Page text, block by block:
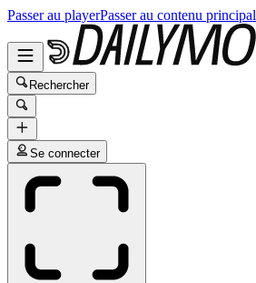
Passer au playerPasser au contenu principal
Rechercher
Se connecter